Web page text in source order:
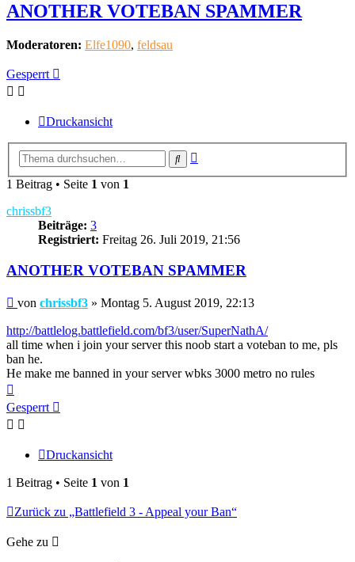
ANOTHER VOTEBAN SPAMMER
Moderatoren: Elfe1090, feldsau
Gesperrt
Druckansicht
Suche
1 Beitrag • Seite 1 von 1
chrissbf3
Beiträge: 3
Registriert: Freitag 26. Juli 2019, 21:56
ANOTHER VOTEBAN SPAMMER
Beitrag
von chrissbf3 » Montag 5. August 2019, 22:13
http://battlelog.battlefield.com/bf3/user/SuperNathA/
all time when i join your server this noob start a voteban to me, pls
ban he.
He make me banned in your server wbks 3000 metro no rules
oben
Gesperrt
Druckansicht
1 Beitrag • Seite 1 von 1
Zurück zu „Battlefield 3 - Appeal your Ban“
Gehe zu